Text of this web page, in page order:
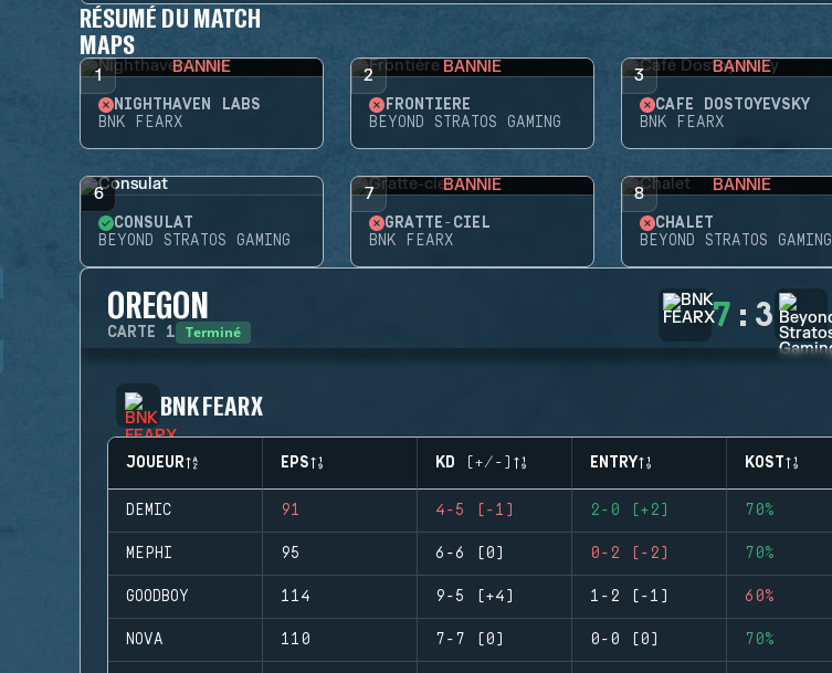
RÉSUMÉ DU MATCH
MAPS
1 BANNIE
NIGHTHAVEN LABS
BNK FEARX
2 BANNIE
FRONTIÈRE
BEYOND STRATOS GAMING
3 BANNIE
CAFÉ DOSTOYEVSKY
BNK FEARX
6
CONSULAT
BEYOND STRATOS GAMING
7 BANNIE
GRATTE-CIEL
BNK FEARX
8 BANNIE
CHALET
BEYOND STRATOS GAMING
OREGON
CARTE 1 Terminé 7 : 3
BNK FEARX
JOUEUR EPS KD (+/-) ENTRY KOST
DEMIC 91 4-5 (-1) 2-0 (+2) 70%
MEPHI 95 6-6 (0) 0-2 (-2) 70%
GOODBOY 114 9-5 (+4) 1-2 (-1) 60%
NOVA 110 7-7 (0) 0-0 (0) 70%